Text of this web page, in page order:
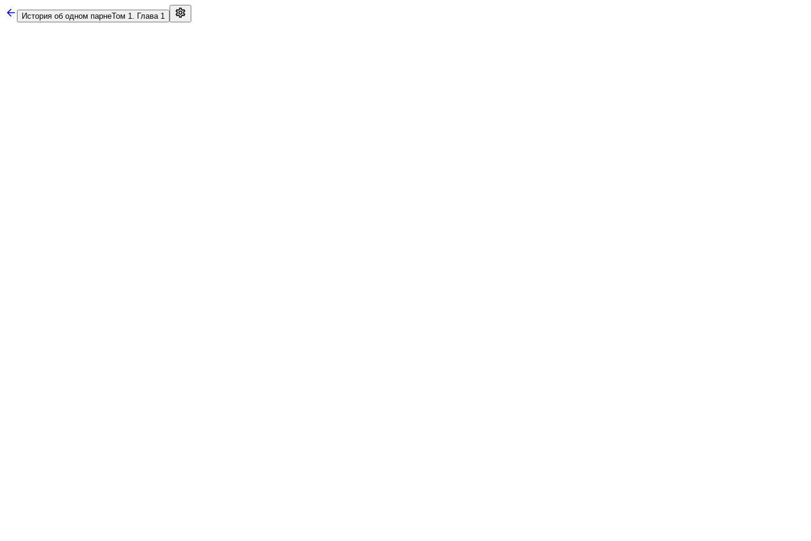
История об одном парнеТом 1. Глава 1